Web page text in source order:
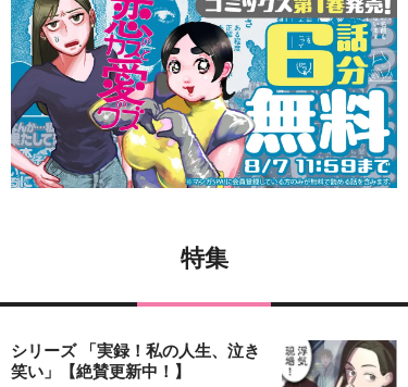
特集
シリーズ 「実録！私の人生、泣き
笑い」【絶賛更新中！】